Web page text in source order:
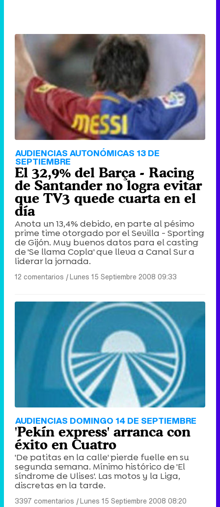
AUDIENCIAS AUTONÓMICAS 13 DE
SEPTIEMBRE
El 32,9% del Barça - Racing
de Santander no logra evitar
que TV3 quede cuarta en el
día
Anota un 13,4% debido, en parte al pésimo
prime time otorgado por el Sevilla - Sporting
de Gijón. Muy buenos datos para el casting
de 'Se llama Copla' que lleva a Canal Sur a
liderar la jornada.
12 comentarios |Lunes 15 Septiembre 2008 09:33
AUDIENCIAS DOMINGO 14 DE SEPTIEMBRE
'Pekín express' arranca con
éxito en Cuatro
'De patitas en la calle' pierde fuelle en su
segunda semana. Mínimo histórico de 'El
síndrome de Ulises'. Las motos y la Liga,
discretas en la tarde.
3397 comentarios |Lunes 15 Septiembre 2008 08:20